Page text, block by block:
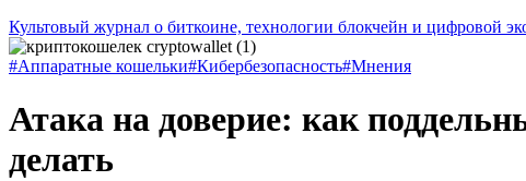
Культовый журнал о биткоине, технологии блокчейн и цифровой
#Аппаратные кошельки#Кибербезопасность#Мнения
Атака на доверие: как
делать